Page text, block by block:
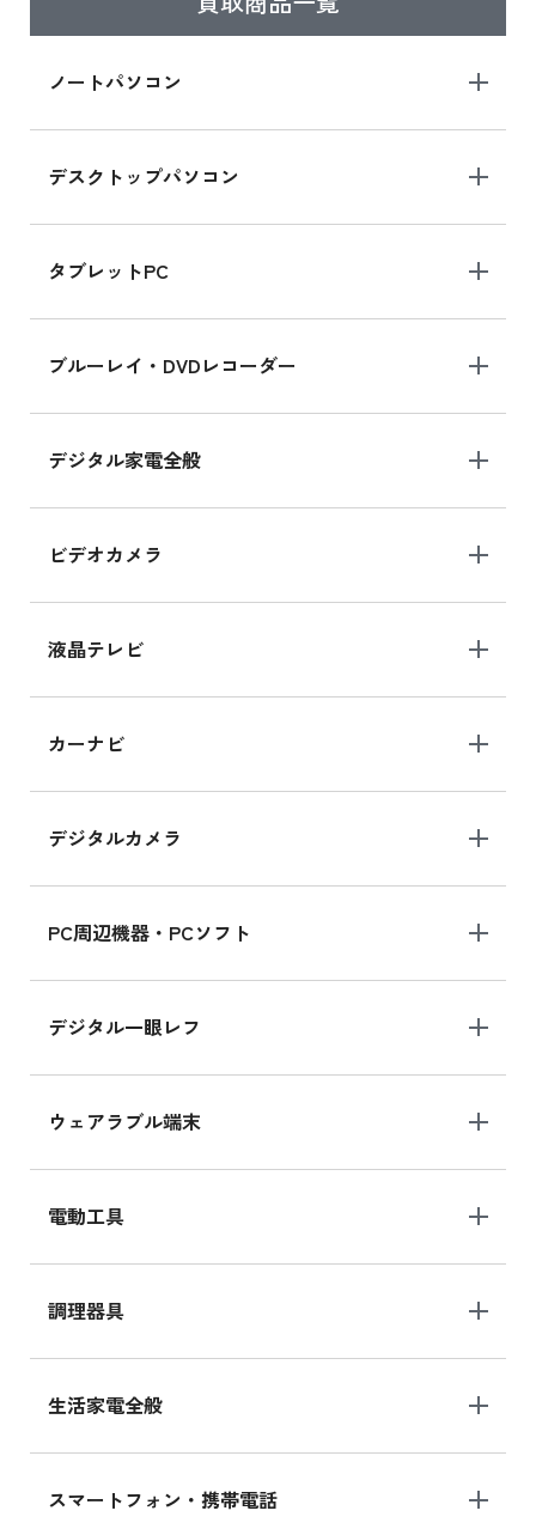
ノートパソコン
デスクトップパソコン
タブレットPC
ブルーレイ・DVDレコーダー
デジタル家電全般
ビデオカメラ
液晶テレビ
カーナビ
デジタルカメラ
PC周辺機器・PCソフト
デジタル一眼レフ
ウェアラブル端末
電動工具
調理器具
生活家電全般
スマートフォン・携帯電話
ら
iPad mini シリーズ 2024
iPad mini 8.3インチ の新品買取価格
iPhone 16 シリーズ
iPhone 16 の新品買取価格
iPad Air 11インチ シリーズ
iPad Air 11インチ の新品買取価格
iPhone 15 128GB シリーズ
iPhone 15 128GB の新品買取価格
MK2K3J/Aの新品買取価格はこちら